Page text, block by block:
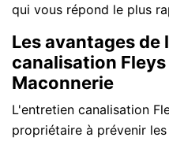
qui vous répond le plus
Les avantages de
canalisation
Maconnerie
L'entretien canalisation
propriétaire à prévenir